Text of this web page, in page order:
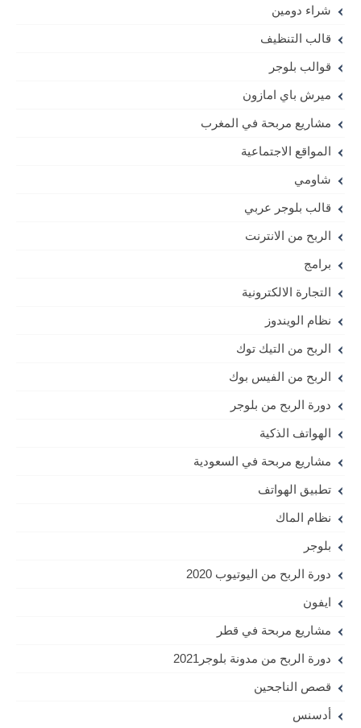
شراء دومين
قالب التنظيف
قوالب بلوجر
ميرش باي امازون
مشاريع مربحة في المغرب
المواقع الاجتماعية
شاومي
قالب بلوجر عربي
الربح من الانترنت
برامج
التجارة الالكترونية
نظام الويندوز
الربح من التيك توك
الربح من الفيس بوك
دورة الربح من بلوجر
الهواتف الذكية
مشاريع مربحة في السعودية
تطبيق الهواتف
نظام الماك
بلوجر
دورة الربح من اليوتيوب 2020
ايفون
مشاريع مربحة في قطر
دورة الربح من مدونة بلوجر2021
قصص الناجحين
أدسنس